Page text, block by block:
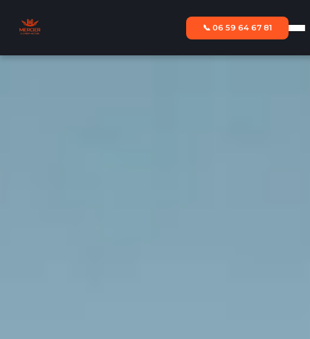
📞 06 59 64 67 81